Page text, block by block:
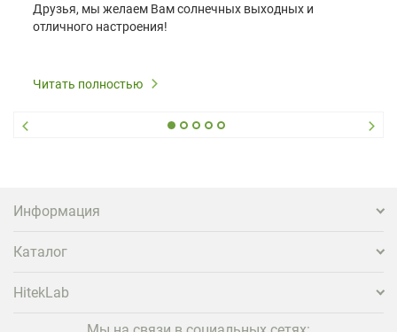
Друзья, мы желаем Вам солнечных выходных и
отличного настроения!
Читать полностью
Информация
Каталог
HitekLab